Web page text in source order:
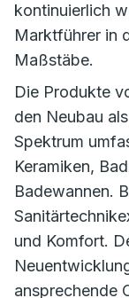
kontinuierlich
Marktführer in
Maßstäbe.
Die Produkte
den Neubau
Spektrum
Keramiken,
Badewannen.
und Komfort.
ansprechende